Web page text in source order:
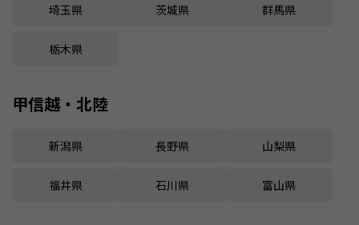
埼玉県 茨城県 群馬県
栃木県
甲信越・北陸
新潟県 長野県 山梨県
福井県 石川県 富山県